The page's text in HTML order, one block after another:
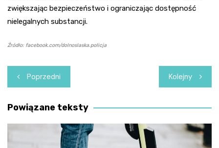
zwiększając bezpieczeństwo i ograniczając dostępność
nielegalnych substancji.
Źródło: facebook.com/dolnoslaska.policja
Nawigacja
wpisu
Poprzedni Kolejny
Powiązane teksty